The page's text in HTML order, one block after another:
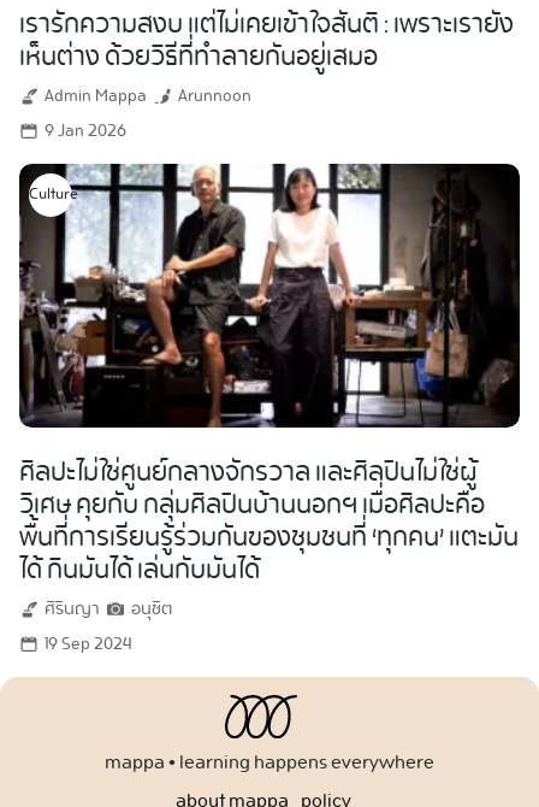
เรารักความสงบ แต่ไม่เคยเข้าใจสันติ : เพราะเรายัง
เห็นต่าง ด้วยวิธีที่ทำลายกันอยู่เสมอ
Admin Mappa
Arunnoon
9 Jan 2026
Culture
ศิลปะไม่ใช่ศูนย์กลางจักรวาล และศิลปินไม่ใช่ผู้
วิเศษ คุยกับ กลุ่มศิลปินบ้านนอกฯ เมื่อศิลปะคือ
พื้นที่การเรียนรู้ร่วมกันของชุมชนที่ ‘ทุกคน’ แตะมัน
ได้ กินมันได้ เล่นกับมันได้
ศิรินญา
อนุชิต
19 Sep 2024
mappa • learning happens everywhere